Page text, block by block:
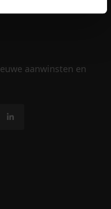
aanwinsten en